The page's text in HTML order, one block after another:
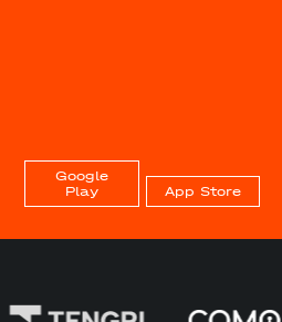
Google
Play
App Store